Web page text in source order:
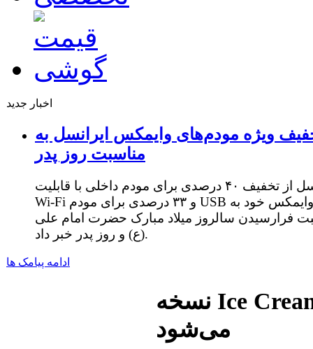
اخبار جدید
ویژه مودم‌های وایمکس ایرانسل به
مناسبت روز پدر
ایرانسل از تخفیف ۴۰ درصدی برای مودم داخلی با قابلیت
Wi-Fi و ۳۳ درصدی برای مودم USB وایمکس خود به
فرارسیدن سالروز میلاد مبارک حضرت امام علی
(ع) و روز پدر خبر داد.
ادامه پیامک ها
نسخه Ice Cream Sandwich اندروید اکتبر عرضه
می‌شود